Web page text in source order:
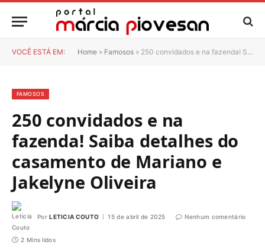
VOCÊ ESTÁ EM: Home » Famosos » 250 convidados e na fazenda! Saiba detalhes do casamento de Mariano e Jakelyne Oliveira
FAMOSOS
250 convidados e na
fazenda! Saiba detalhes do
casamento de Mariano e
Jakelyne Oliveira
Por LETICIA COUTO 15 de abril de 2025 Nenhum comentário
2 Mins lidos